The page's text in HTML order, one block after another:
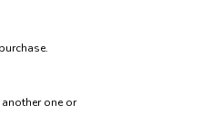
one or